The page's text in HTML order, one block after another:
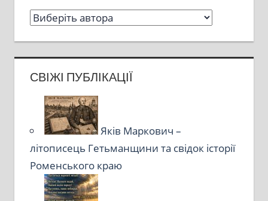
СВІЖІ ПУБЛІКАЦІЇ
Яків Маркович –
літописець Гетьманщини та свідок історії
Роменського краю